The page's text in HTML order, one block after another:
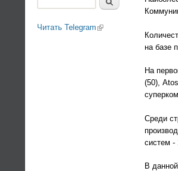
на базе
На
(50),
Среди
систем -
В
Читать Telegram (link is external)